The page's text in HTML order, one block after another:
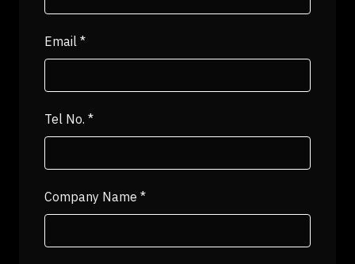
Email*
Tel No.*
Company Name*